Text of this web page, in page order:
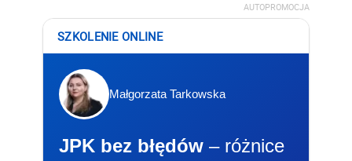
AUTOPROMOCJA
SZKOLENIE ONLINE
Małgorzata Tarkowska
JPK bez błędów – różnice